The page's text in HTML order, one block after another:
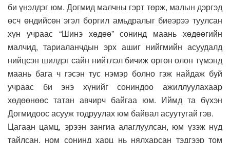
би үнэлдэг юм. Догмид малчны гэрт төрж, малын дэргэд
өсч өндийсөн эгэл боргил амьдралыг биеэрээ туулсан
хүн учраас “Шинэ хөдөө” сонинд маань хөдөөгийн
малчид, тариаланчдын эрх ашиг нийгмийн асуудалд
нийцсэн шилдэг сайн нийтлэл бичиж өргөн олон түмэнд
маань бага ч гэсэн тус нэмэр болно гэж найдаж буй
учраас би энэ хүнийг сониндоо ажиллуулахаар
хөдөөнөөс татан авчирч байгаа юм. Иймд та бүхэн
Догмидоос асууж тодруулах юм байвал асуутугай гэв.
Цагаан цамц, эрээн зангиа алаглуулсан, юм үзэж нүд
тайлсан, ном сонинд харц нь нялхарсан тэдгээр том